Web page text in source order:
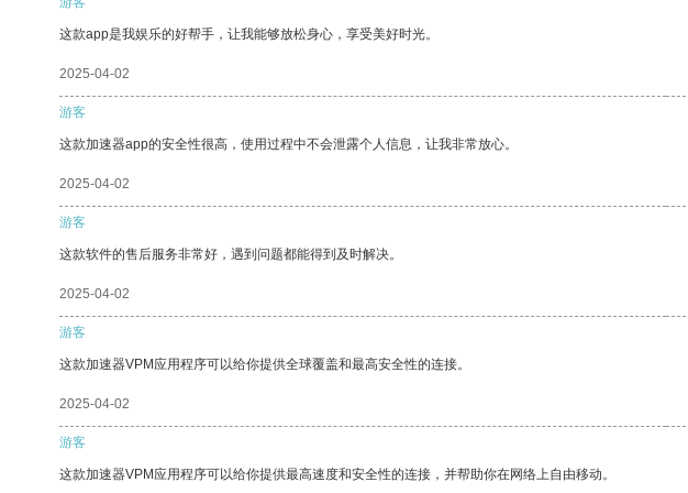
这款app是我娱乐的好帮手，让我能够放松身心，享受美好时光。
2025-04-02
游客
这款加速器app的安全性很高，使用过程中不会泄露个人信息，让我非常放心。
2025-04-02
游客
这款软件的售后服务非常好，遇到问题都能得到及时解决。
2025-04-02
游客
这款加速器VPM应用程序可以给你提供全球覆盖和最高安全性的连接。
2025-04-02
游客
这款加速器VPM应用程序可以给你提供最高速度和安全性的连接，并帮助你在网络上自由移动。